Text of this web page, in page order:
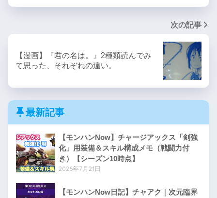
次の記事
【漫画】『君の名は。』2種類読んでみ
て思った、それぞれの違い。
最新記事
【モンハンNow】チャージアックス「剣強
化」用装備＆スキル構成メモ（戦闘力付
き）【シーズン10時点】
2026年7月21日
【モンハンNow日記】チャアク｜次元臨界